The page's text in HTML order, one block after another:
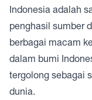
Indonesia adalah
penghasil sumber
berbagai macam
dalam bumi
tergolong sebagai
dunia.